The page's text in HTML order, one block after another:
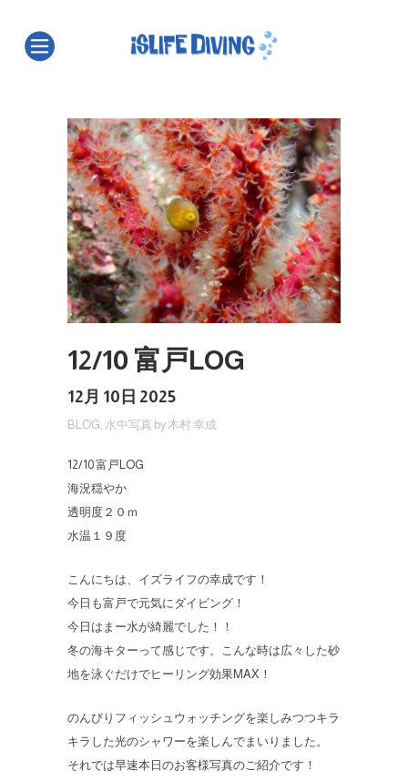
12/10 富戸LOG
12月 10日 2025
BLOG, 水中写真 by木村 幸成
12/10 富戸LOG
海況穏やか
透明度２０ｍ
水温１９度
こんにちは、イズライフの幸成です！
今日も富戸で元気にダイビング！
今日はまー水が綺麗でした！！
冬の海キターって感じです。こんな時は広々した砂
地を泳ぐだけでヒーリング効果MAX！
のんびりフィッシュウォッチングを楽しみつつキラ
キラした光のシャワーを楽しんでまいりました。
それでは早速本日のお客様写真のご紹介です！